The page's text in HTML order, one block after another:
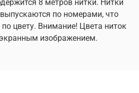
8 метров нитки. Нитки
по номерами, что
по цвету. Внимание! Цвета ниток
изображением.